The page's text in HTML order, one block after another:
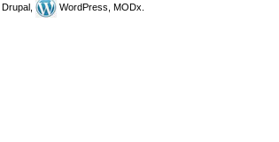
Drupal, WordPress, MODx.